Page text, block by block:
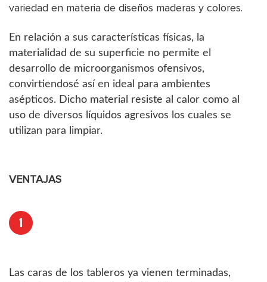
variedad en materia de diseños maderas y colores.
En relación a sus características físicas, la
materialidad de su superficie no permite el
desarrollo de microorganismos ofensivos,
convirtiendosé así en ideal para ambientes
asépticos. Dicho material resiste al calor como al
uso de diversos líquidos agresivos los cuales se
utilizan para limpiar.
VENTAJAS
Las caras de los tableros ya vienen terminadas,